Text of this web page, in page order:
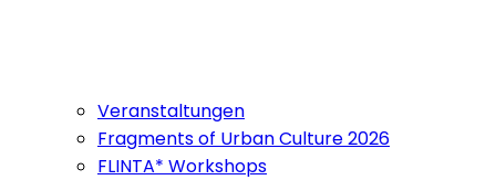
Veranstaltungen
Fragments of Urban Culture 2026
FLINTA* Workshops